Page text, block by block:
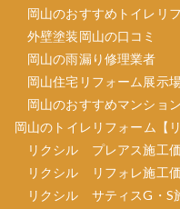
岡山のおすすめトイレリ
外壁塗装岡山の口コミ
岡山の雨漏り修理業者
岡山住宅リフォーム展示
岡山のおすすめマンショ
岡山のトイレリフォーム【リ
リクシル プレアス施工
リクシル リフォレ施工
リクシル サティスG・S